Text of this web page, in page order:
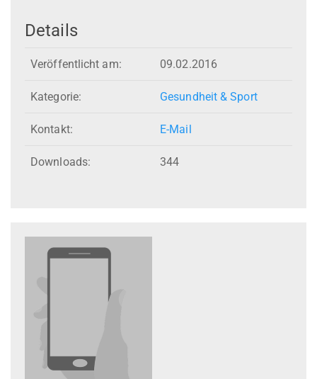
Details
Veröffentlicht am: 09.02.2016
Kategorie: Gesundheit & Sport
Kontakt: E-Mail
Downloads: 344